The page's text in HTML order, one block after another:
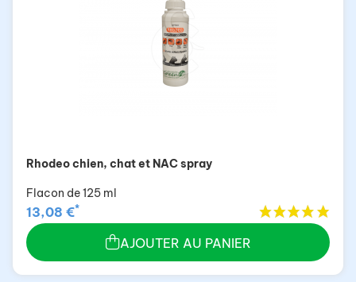
Rhodeo chien, chat et NAC spray
Flacon de 125 ml
13,08 €*
AJOUTER AU PANIER